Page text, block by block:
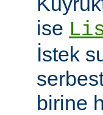
ise
İstek
birine